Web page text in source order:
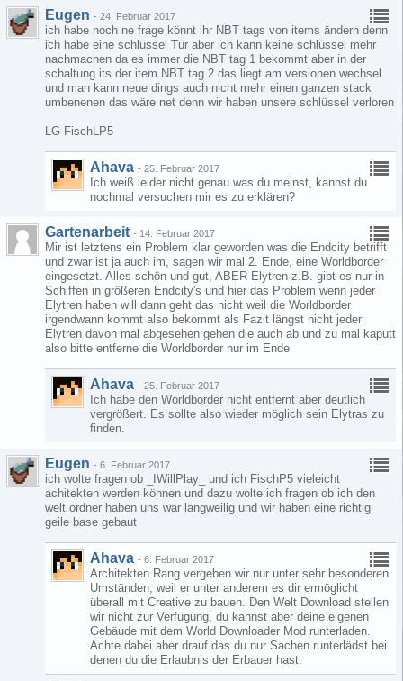
Eugen - 24. Februar 2017
ich habe noch ne frage könnt ihr NBT tags von items ändern denn
ich habe eine schlüssel Tür aber ich kann keine schlüssel mehr
nachmachen da es immer die NBT tag 1 bekommt aber in der
schaltung its der item NBT tag 2 das liegt am versionen wechsel
und man kann neue dings auch nicht mehr einen ganzen stack
umbenenen das wäre net denn wir haben unsere schlüssel verloren
LG FischLP5
Ahava - 25. Februar 2017
Ich weiß leider nicht genau was du meinst, kannst du
nochmal versuchen mir es zu erklären?
Gartenarbeit - 14. Februar 2017
Mir ist letztens ein Problem klar geworden was die Endcity betrifft
und zwar ist ja auch im, sagen wir mal 2. Ende, eine Worldborder
eingesetzt. Alles schön und gut, ABER Elytren z.B. gibt es nur in
Schiffen in größeren Endcity's und hier das Problem wenn jeder
Elytren haben will dann geht das nicht weil die Worldborder
irgendwann kommt also bekommt als Fazit längst nicht jeder
Elytren davon mal abgesehen gehen die auch ab und zu mal kaputt
also bitte entferne die Worldborder nur im Ende
Ahava - 25. Februar 2017
Ich habe den Worldborder nicht entfernt aber deutlich
vergrößert. Es sollte also wieder möglich sein Elytras zu
finden.
Eugen - 6. Februar 2017
ich wolte fragen ob _IWillPlay_ und ich FischP5 vieleicht
achitekten werden können und dazu wolte ich fragen ob ich den
welt ordner haben uns war langweilig und wir haben eine richtig
geile base gebaut
Ahava - 6. Februar 2017
Architekten Rang vergeben wir nur unter sehr besonderen
Umständen, weil er unter anderem es dir ermöglicht
überall mit Creative zu bauen. Den Welt Download stellen
wir nicht zur Verfügung, du kannst aber deine eigenen
Gebäude mit dem World Downloader Mod runterladen.
Achte dabei aber drauf das du nur Sachen runterlädst bei
denen du die Erlaubnis der Erbauer hast.